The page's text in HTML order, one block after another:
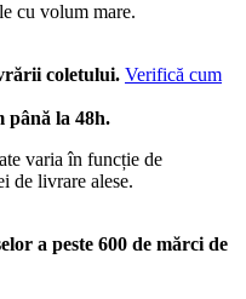
cu volum mare.
coletului. Verifică cum
până la 48h.
varia în funcție de
de livrare alese.
a peste 600 de mărci de